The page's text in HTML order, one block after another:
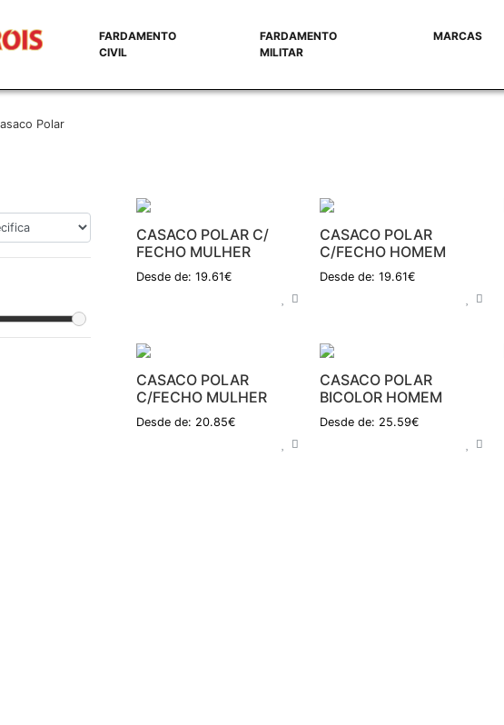
FARDAMENTO
CIVIL
FARDAMENTO
MILITAR
MARCAS
Polar
CASACO POLAR C/
FECHO MULHER
Desde de: 19.61€
CASACO POLAR
C/FECHO HOMEM
Desde de: 19.61€
CASACO POLAR
C/FECHO MULHER
Desde de: 20.85€
CASACO POLAR
BICOLOR HOMEM
Desde de: 25.59€